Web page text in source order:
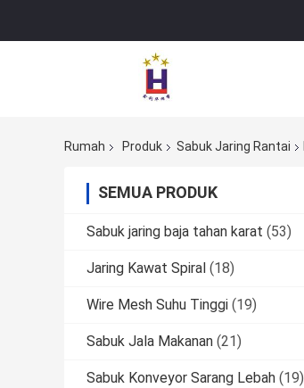
Rumah Produk Sabuk Jaring Rantai
SEMUA PRODUK
Sabuk jaring baja tahan karat (53)
Jaring Kawat Spiral (18)
Wire Mesh Suhu Tinggi (19)
Sabuk Jala Makanan (21)
Sabuk Konveyor Sarang Lebah (19)